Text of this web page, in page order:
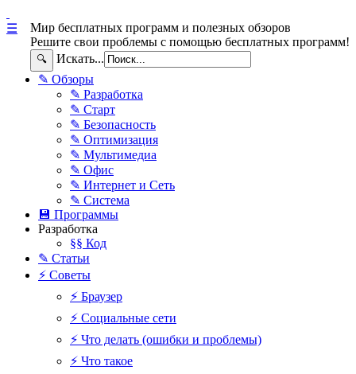
Мир бесплатных программ и полезных обзоров
Решите свои проблемы с помощью бесплатных программ!
🔍 Искать...
☰
✎ Обзоры
✎ Разработка
✎ Старт
✎ Безопасность
✎ Оптимизация
✎ Мультимедиа
✎ Офис
✎ Интернет и Сеть
✎ Система
💾 Программы
Разработка
§§ Код
✎ Статьи
⚡ Советы
⚡ Браузер
⚡ Социальные сети
⚡ Что делать (ошибки и проблемы)
⚡ Что такое